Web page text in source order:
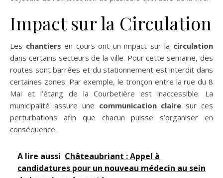
Impact sur la Circulation
Les chantiers en cours ont un impact sur la circulation
dans certains secteurs de la ville. Pour cette semaine, des
routes sont barrées et du stationnement est interdit dans
certaines zones. Par exemple, le tronçon entre la rue du 8
Mai et l’étang de la Courbetière est inaccessible. La
municipalité assure une communication claire sur ces
perturbations afin que chacun puisse s’organiser en
conséquence.
A lire aussi Châteaubriant : Appel à
candidatures pour un nouveau médecin au sein